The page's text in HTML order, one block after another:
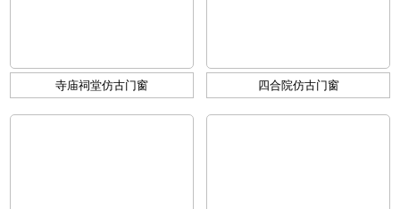
寺庙祠堂仿古门窗 四合院仿古门窗